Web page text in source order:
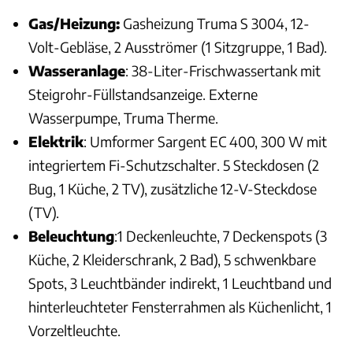
Gas/Heizung: Gasheizung Truma S 3004, 12-
Volt-Gebläse, 2 Ausströmer (1 Sitzgruppe, 1 Bad).
Wasseranlage: 38-Liter-Frischwassertank mit
Steigrohr-Füllstandsanzeige. Externe
Wasserpumpe, Truma Therme.
Elektrik: Umformer Sargent EC 400, 300 W mit
integriertem Fi-Schutzschalter. 5 Steckdosen (2
Bug, 1 Küche, 2 TV), zusätzliche 12-V-Steckdose
(TV).
Beleuchtung:1 Deckenleuchte, 7 Deckenspots (3
Küche, 2 Kleiderschrank, 2 Bad), 5 schwenkbare
Spots, 3 Leuchtbänder indirekt, 1 Leuchtband und
hinterleuchteter Fensterrahmen als Küchenlicht, 1
Vorzeltleuchte.